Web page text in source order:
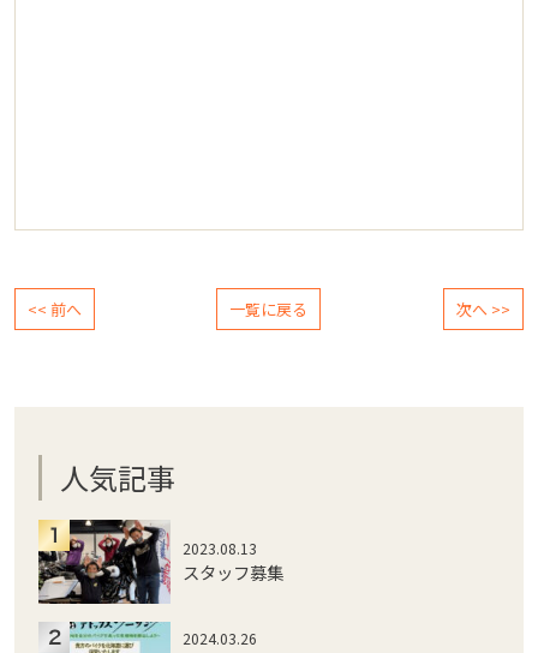
<< 前へ 一覧に戻る 次へ >>
人気記事
2023.08.13
スタッフ募集
2024.03.26